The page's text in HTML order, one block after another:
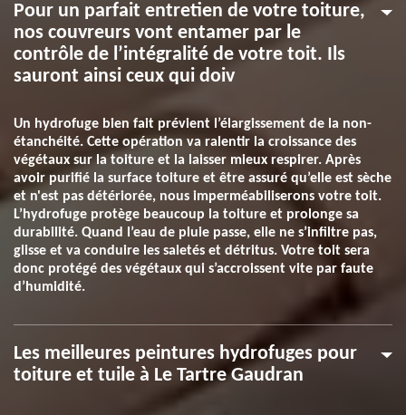
Pour un parfait entretien de votre toiture,
nos couvreurs vont entamer par le
contrôle de l’intégralité de votre toit. Ils
sauront ainsi ceux qui doiv
Un hydrofuge bien fait prévient l’élargissement de la non-
étanchéité. Cette opération va ralentir la croissance des
végétaux sur la toiture et la laisser mieux respirer. Après
avoir purifié la surface toiture et être assuré qu’elle est sèche
et n'est pas détériorée, nous imperméabiliserons votre toit.
L’hydrofuge protège beaucoup la toiture et prolonge sa
durabilité. Quand l’eau de pluie passe, elle ne s’infiltre pas,
glisse et va conduire les saletés et détritus. Votre toit sera
donc protégé des végétaux qui s’accroissent vite par faute
d’humidité.
Les meilleures peintures hydrofuges pour
toiture et tuile à Le Tartre Gaudran